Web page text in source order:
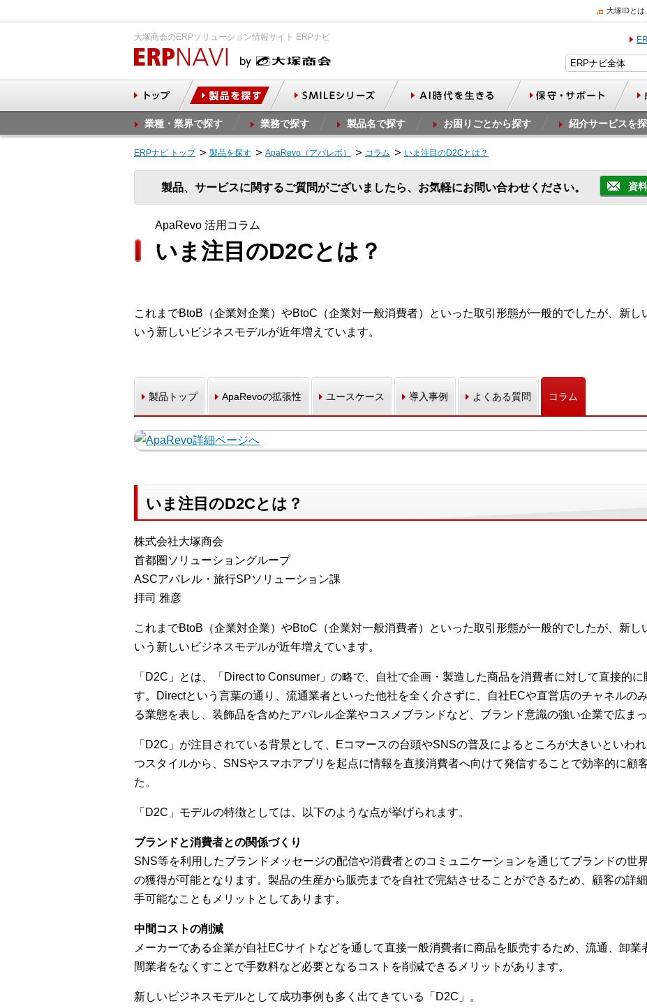
大塚IDとは
大塚商会のERPソリューション情報サイト ERPナビ
業種・業界で探す 業務で探す 製品名で探す お困りごとから探す 紹介サービスを
ERPナビ トップ 製品を探す ApaRevo（アパレボ） コラム いま注目のD2Cとは？
製品、サービスに関するご質問がございましたら、お気軽にお問い合わせください。 資
ApaRevo 活用コラム
いま注目のD2Cとは？
これまでBtoB（企業対企業）やBtoC（企業対一般消費者）といった取引形態が一般的でしたが、新し
いう新しいビジネスモデルが近年増えています。
製品トップ ApaRevoの拡張性 ユースケース 導入事例 よくある質問 コラム
いま注目のD2Cとは？
株式会社大塚商会
首都圏ソリューショングループ
ASCアパレル・旅行SPソリューション課
拝司 雅彦
これまでBtoB（企業対企業）やBtoC（企業対一般消費者）といった取引形態が一般的でしたが、新し
いう新しいビジネスモデルが近年増えています。
「D2C」とは、「Direct to Consumer」の略で、自社で企画・製造した商品を消費者に対して直接的
す。Directという言葉の通り、流通業者といった他社を全く介さずに、自社ECや直営店のチャネルの
る業態を表し、装飾品を含めたアパレル企業やコスメブランドなど、ブランド意識の強い企業で広まっ
「D2C」が注目されている背景として、Eコマースの台頭やSNSの普及によるところが大きいといわ
つスタイルから、SNSやスマホアプリを起点に情報を直接消費者へ向けて発信することで効率的に顧
た。
「D2C」モデルの特徴としては、以下のような点が挙げられます。
ブランドと消費者との関係づくり
SNS等を利用したブランドメッセージの配信や消費者とのコミュニケーションを通じてブランドの世
の獲得が可能となります。製品の生産から販売までを自社で完結させることができるため、顧客の詳
手可能なこともメリットとしてあります。
中間コストの削減
メーカーである企業が自社ECサイトなどを通して直接一般消費者に商品を販売するため、流通、卸業
間業者をなくすことで手数料など必要となるコストを削減できるメリットがあります。
新しいビジネスモデルとして成功事例も多く出てきている「D2C」。